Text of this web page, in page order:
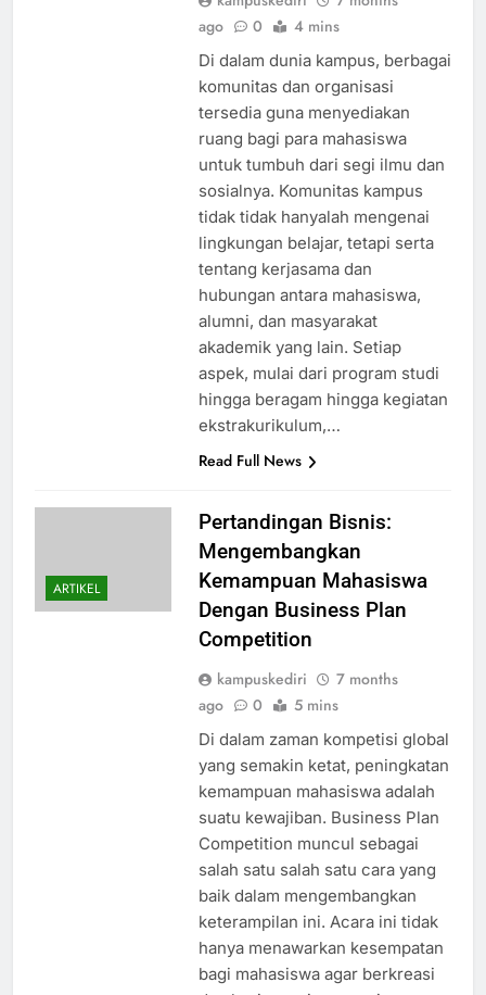
ago
0 4 mins
Di dalam dunia kampus, berbagai
komunitas dan organisasi
tersedia guna menyediakan
ruang bagi para mahasiswa
untuk tumbuh dari segi ilmu dan
sosialnya. Komunitas kampus
tidak tidak hanyalah mengenai
lingkungan belajar, tetapi serta
tentang kerjasama dan
hubungan antara mahasiswa,
alumni, dan masyarakat
akademik yang lain. Setiap
aspek, mulai dari program studi
hingga beragam hingga kegiatan
ekstrakurikulum,…
Read Full News
ARTIKEL
Pertandingan Bisnis:
Mengembangkan
Kemampuan Mahasiswa
Dengan Business Plan
Competition
kampuskediri
7 months
ago
0 5 mins
Di dalam zaman kompetisi global
yang semakin ketat, peningkatan
kemampuan mahasiswa adalah
suatu kewajiban. Business Plan
Competition muncul sebagai
salah satu salah satu cara yang
baik dalam mengembangkan
keterampilan ini. Acara ini tidak
hanya menawarkan kesempatan
bagi mahasiswa agar berkreasi